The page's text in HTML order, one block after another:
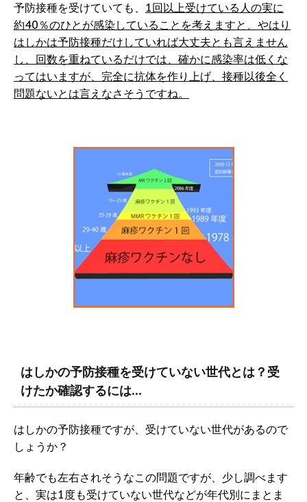
予防接種を受けていても、 1回以上受けている人の実に
約40％のひとが感染していることを考えますと、やはり
はしかは予防接種だけしていれば大丈夫とも言えません
し、回数を重ねているだけでは、確かに感染率は低くな
ってはいますが、完全に抗体を作り上げ、接種以後全く
問題ないとは言えなさそうですね。
はしかの予防接種を受けていない世代とは？受
けたか確認するには…
はしかの予防接種ですが、受けていない世代があるので
しょうか？
年齢でも左右されそうなこの問題ですが、少し調べます
と、実は1度も受けていない世代などが年代別にまとま